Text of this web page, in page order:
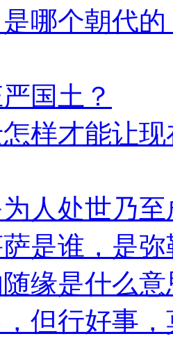
哪个朝代
国土？
样才能让
人处世乃
是谁，是
缘是什么
但行好事